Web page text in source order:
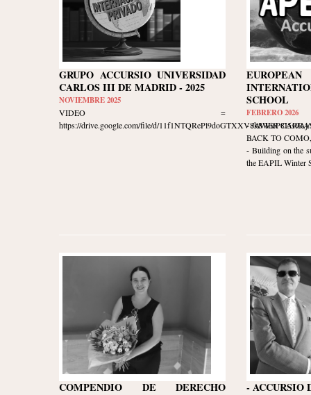
GRUPO ACCURSIO UNIVERSIDAD
CARLOS III DE MADRID - 2025
NOVIEMBRE 2025
VIDEO =
https://drive.google.com/file/d/
SCHOOL
FEBRERO 2026
- JAVIER
BACK TO
- Building on the
the EAPIL Winter
COMPENDIO DE DERECHO
- ACCURSIO